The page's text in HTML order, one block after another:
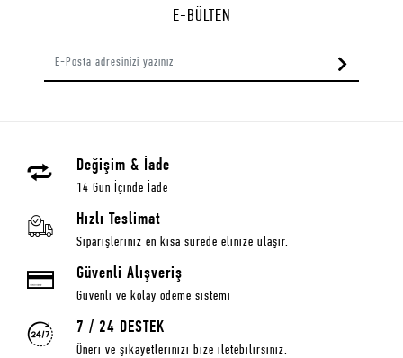
E-BÜLTEN
Değişim & İade
14 Gün İçinde İade
Hızlı Teslimat
Siparişleriniz en kısa sürede elinize ulaşır.
Güvenli Alışveriş
Güvenli ve kolay ödeme sistemi
7 / 24 DESTEK
Öneri ve şikayetlerinizi bize iletebilirsiniz.